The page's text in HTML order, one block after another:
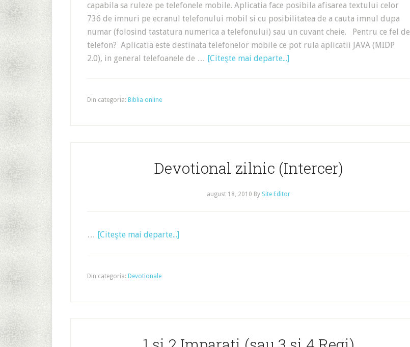
capabila sa ruleze pe telefonele mobile. Aplicatia face posibila afisarea textului celor
736 de imnuri pe ecranul telefonului mobil si cu posibilitatea de a cauta imnul dupa
numar (folosind tastatura numerica a telefonului) sau un cuvant cheie. Pentru ce fel de
telefon? Aplicatia este destinata telefonelor mobile ce pot rula aplicatii JAVA (MIDP
2.0), in general telefoanele de … [Citeşte mai departe...]
Din categoria: Biblia online
Devotional zilnic (Intercer)
august 18, 2010 By Site Editor
… [Citeşte mai departe...]
Din categoria: Devotionale